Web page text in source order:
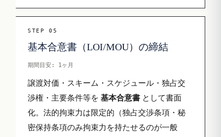
STEP 05
基本合意書（LOI/MOU）の締結
期間目安: 1ヶ月
譲渡対価・スキーム・スケジュール・独占交
渉権・主要条件等を 基本合意書 として書面
化。法的拘束力は限定的（独占交渉条項・秘
密保持条項のみ拘束力を持たせるのが一般